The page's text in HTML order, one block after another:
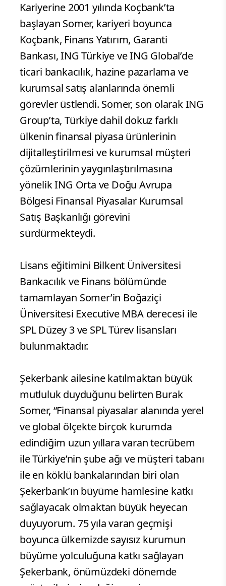
Kariyerine 2001 yılında Koçbank’ta
başlayan Somer, kariyeri boyunca
Koçbank, Finans Yatırım, Garanti
Bankası, ING Türkiye ve ING Global’de
ticari bankacılık, hazine pazarlama ve
kurumsal satış alanlarında önemli
görevler üstlendi. Somer, son olarak ING
Group’ta, Türkiye dahil dokuz farklı
ülkenin finansal piyasa ürünlerinin
dijitalleştirilmesi ve kurumsal müşteri
çözümlerinin yaygınlaştırılmasına
yönelik ING Orta ve Doğu Avrupa
Bölgesi Finansal Piyasalar Kurumsal
Satış Başkanlığı görevini
sürdürmekteydi.
Lisans eğitimini Bilkent Üniversitesi
Bankacılık ve Finans bölümünde
tamamlayan Somer’in Boğaziçi
Üniversitesi Executive MBA derecesi ile
SPL Düzey 3 ve SPL Türev lisansları
bulunmaktadır.
Şekerbank ailesine katılmaktan büyük
mutluluk duyduğunu belirten Burak
Somer, “Finansal piyasalar alanında yerel
ve global ölçekte birçok kurumda
edindiğim uzun yıllara varan tecrübem
ile Türkiye’nin şube ağı ve müşteri tabanı
ile en köklü bankalarından biri olan
Şekerbank’ın büyüme hamlesine katkı
sağlayacak olmaktan büyük heyecan
duyuyorum. 75 yıla varan geçmişi
boyunca ülkemizde sayısız kurumun
büyüme yolculuğuna katkı sağlayan
Şekerbank, önümüzdeki dönemde